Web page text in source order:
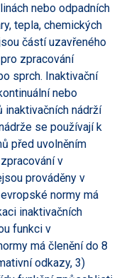
nebo odpadních
tepla, chemických
částí uzavřeného
zpracování
sprch. Inaktivační
nebo
nádrží
se používají k
před uvolněním
v
prováděny v
normy má
inaktivačních
funkci v
má členění do 8
odkazy, 3)